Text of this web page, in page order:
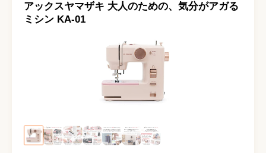
アックスヤマザキ 大人のための、気分がアガる
ミシン KA-01